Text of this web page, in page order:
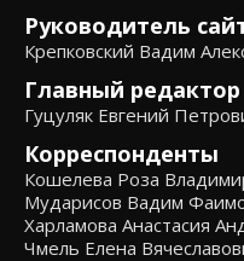
Руководитель
Крепковский Вадим
Главный редактор
Гуцуляк Евгений
Корреспонденты
Кошелева Роза
Мударисов Вадим
Харламова Анастасия
Чмель Елена